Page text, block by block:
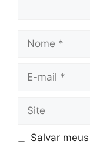
mail
Salvar